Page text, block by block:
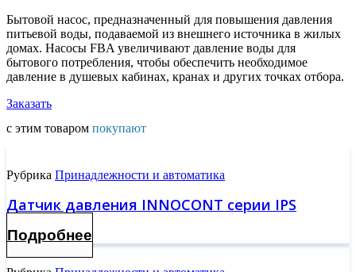
Бытовой насос, предназначенный для повышения давления
питьевой воды, подаваемой из внешнего источника в жилых
домах. Насосы FBA увеличивают давление воды для
бытового потребления, чтобы обеспечить необходимое
давление в душевых кабинах, кранах и других точках отбора.
Заказать
с этим товаром покупают
Рубрика Принадлежности и автоматика
Датчик давления INNOCONT серии IPS
Подробнее